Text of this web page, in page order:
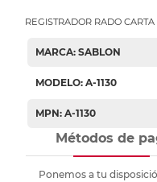
REGISTRADOR RADO
MARCA: SABLON
MODELO: A-1130
MPN: A-1130
Métodos de
Ponemos a tu